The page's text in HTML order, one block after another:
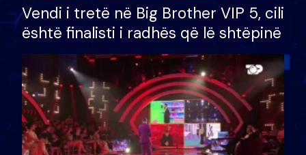
Vendi i tretë në Big Brother VIP 5, cili
është finalisti i radhës që lë shtëpinë